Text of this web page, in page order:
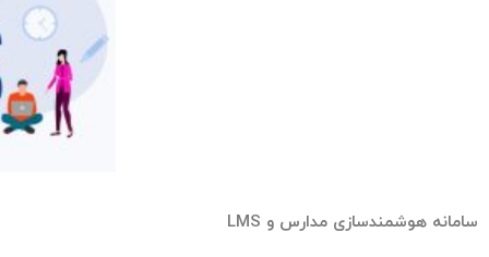
سامانه هوشمندسازی مدارس و LMS